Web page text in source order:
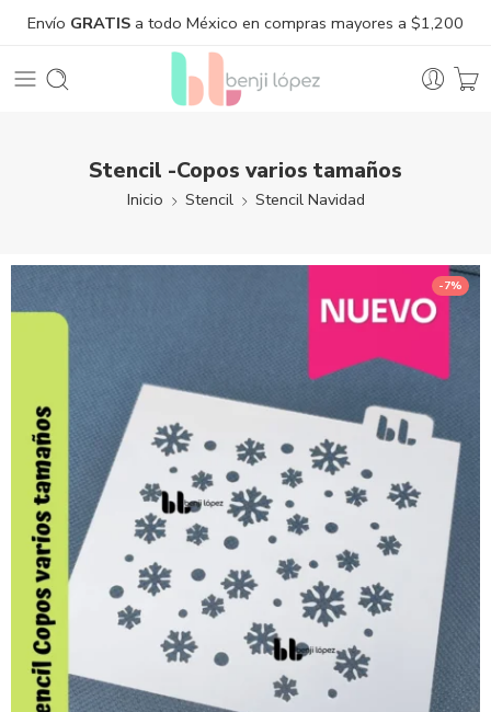
Envío GRATIS a todo México en compras mayores a $1,200
Stencil -Copos varios tamaños
Inicio Stencil Stencil Navidad
-7%